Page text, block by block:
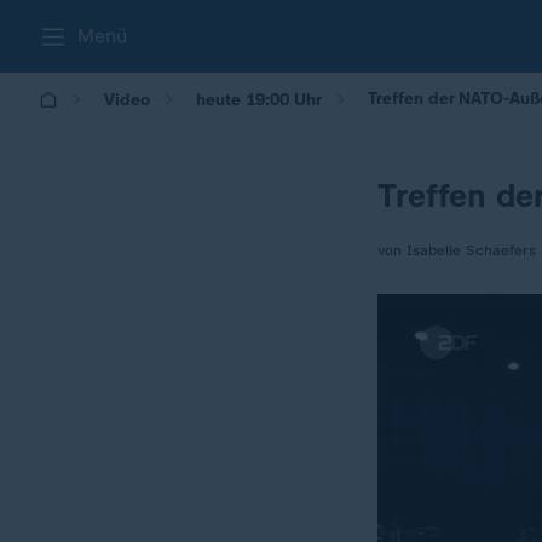
Menü
Video heute 19:00 Uhr Treffen der NATO-
Treffen
von Isabelle Schaefers